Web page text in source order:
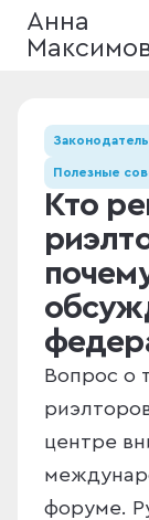
Анна
Полезные
Кто
Вопрос о
центре
форуме.